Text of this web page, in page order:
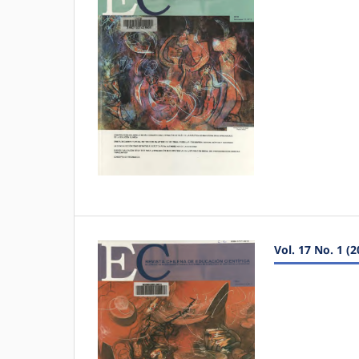
Vol. 17 No. 1